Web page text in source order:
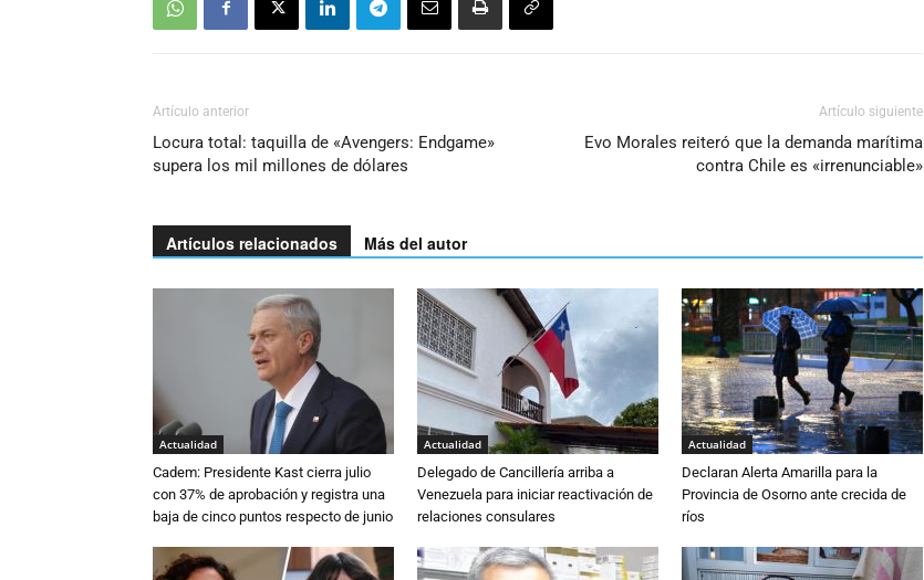
Artículo anterior
Locura total: taquilla de «Avengers: Endgame»
supera los mil millones de dólares
Artículo siguiente
Evo Morales reiteró que la demanda marítima
contra Chile es «irrenunciable»
Artículos relacionados Más del autor
Actualidad
Cadem: Presidente Kast cierra julio
con 37% de aprobación y registra una
baja de cinco puntos respecto de junio
Actualidad
Delegado de Cancillería arriba a
Venezuela para iniciar reactivación de
relaciones consulares
Actualidad
Declaran Alerta Amarilla para la
Provincia de Osorno ante crecida de
ríos